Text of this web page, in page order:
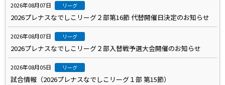
2026年08月07日 リーグ
2026プレナスなでしこリーグ２部第16節 代替開催日決定のお知らせ
2026年08月07日 リーグ
2026プレナスなでしこリーグ２部入替戦予選大会開催のお知らせ
2026年08月05日 リーグ
試合情報（2026プレナスなでしこリーグ１部 第15節）